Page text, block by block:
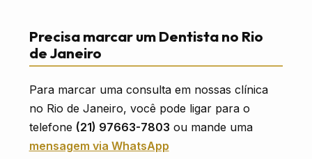
Precisa marcar um Dentista no Rio
de Janeiro
Para marcar uma consulta em nossas clínica
no Rio de Janeiro, você pode ligar para o
telefone (21) 97663-7803 ou mande uma
mensagem via WhatsApp